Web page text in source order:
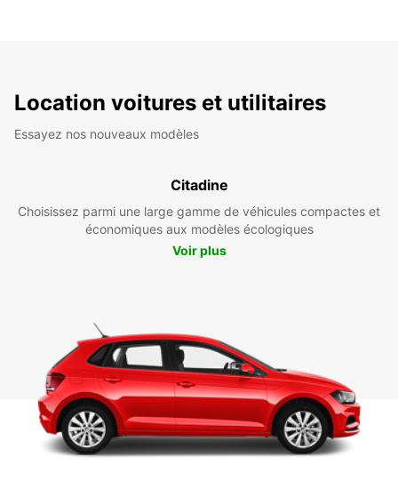
Location voitures et utilitaires
Essayez nos nouveaux modèles
Citadine
Choisissez parmi une large gamme de véhicules compactes et
économiques aux modèles écologiques
Voir plus